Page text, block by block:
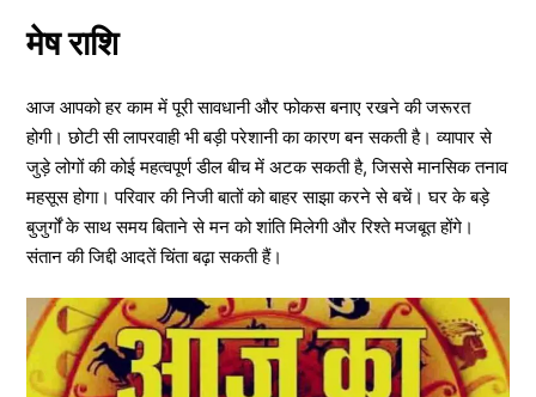
मेष राशि
आज आपको हर काम में पूरी सावधानी और फोकस बनाए रखने की जरूरत
होगी। छोटी सी लापरवाही भी बड़ी परेशानी का कारण बन सकती है। व्यापार से
जुड़े लोगों की कोई महत्वपूर्ण डील बीच में अटक सकती है, जिससे मानसिक तनाव
महसूस होगा। परिवार की निजी बातों को बाहर साझा करने से बचें। घर के बड़े
बुजुर्गों के साथ समय बिताने से मन को शांति मिलेगी और रिश्ते मजबूत होंगे।
संतान की जिद्दी आदतें चिंता बढ़ा सकती हैं।